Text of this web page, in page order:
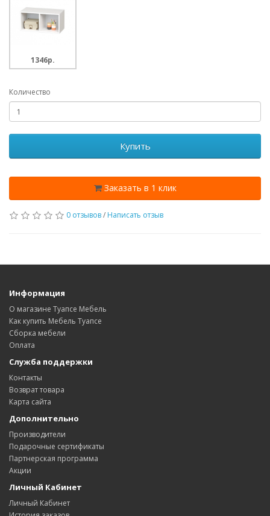
1346p.
Количество
Купить
Заказать в 1 клик
0 отзывов/ Написать отзыв
Информация
О магазине Туапсе Мебель
Как купить Мебель Туапсе
Сборка мебели
Оплата
Служба поддержки
Контакты
Возврат товара
Карта сайта
Дополнительно
Производители
Подарочные сертификаты
Партнерская программа
Акции
Личный Кабинет
Личный Кабинет